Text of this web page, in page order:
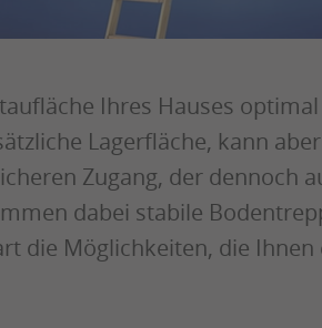
Ihres Hauses
Lagerfläche, kann
Zugang, der dennoch
dabei stabile
die Möglichkeiten, die